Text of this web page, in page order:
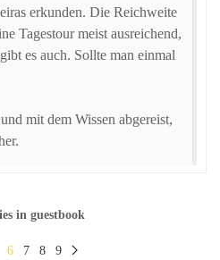
erkunden. Die Reichweite
Tagestour meist ausreichend,
es auch. Sollte man einmal
mit dem Wissen abgereist,
in guestbook
6 7 8 9